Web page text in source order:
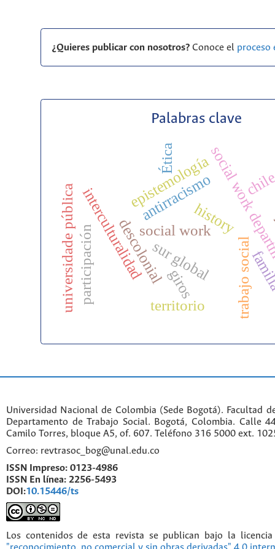
¿Quieres publicar con nosotros?Conoce el
Palabras clave
social workhistory
social
trabajo social
descolonialsur global
interculturalidad
giros
universidade pública antirracismo
epistemología
Ética
territorio
participación
Universidad Nacional de Colombia (Sede Bogotá). Facultad
Departamento de Trabajo Social. Bogotá, Colombia. Calle
Camilo Torres, bloque A5, of. 607. Teléfono 316 5000 ext.
Correo: revtrasoc_bog@unal.edu.co
ISSN Impreso: 0123-4986
ISSN En línea: 2256-5493
DOI:10.15446/ts
Los contenidos de esta revista se publican bajo la